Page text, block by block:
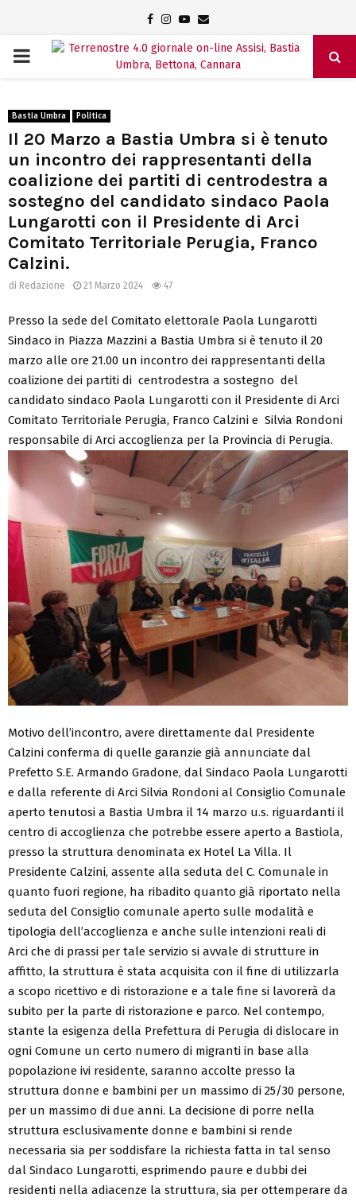
Facebook
Instagram
Youtube
Email
PRIMARY
Bastia Umbra Politica
Il 20 Marzo a Bastia Umbra si è tenuto
un incontro dei rappresentanti della
coalizione dei partiti di centrodestra a
sostegno del candidato sindaco Paola
Lungarotti con il Presidente di Arci
Comitato Territoriale Perugia, Franco
Calzini.
di Redazione 21 Marzo 2024 47
Presso la sede del Comitato elettorale Paola Lungarotti
Sindaco in Piazza Mazzini a Bastia Umbra si è tenuto il 20
marzo alle ore 21.00 un incontro dei rappresentanti della
coalizione dei partiti di centrodestra a sostegno del
candidato sindaco Paola Lungarotti con il Presidente di Arci
Comitato Territoriale Perugia, Franco Calzini e Silvia Rondoni
responsabile di Arci accoglienza per la Provincia di Perugia.
Motivo dell’incontro, avere direttamente dal Presidente
Calzini conferma di quelle garanzie già annunciate dal
Prefetto S.E. Armando Gradone, dal Sindaco Paola Lungarotti
e dalla referente di Arci Silvia Rondoni al Consiglio Comunale
aperto tenutosi a Bastia Umbra il 14 marzo u.s. riguardanti il
centro di accoglienza che potrebbe essere aperto a Bastiola,
presso la struttura denominata ex Hotel La Villa. Il
Presidente Calzini, assente alla seduta del C. Comunale in
quanto fuori regione, ha ribadito quanto già riportato nella
seduta del Consiglio comunale aperto sulle modalità e
tipologia dell’accoglienza e anche sulle intenzioni reali di
Arci che di prassi per tale servizio si avvale di strutture in
affitto, la struttura è stata acquisita con il fine di utilizzarla
a scopo ricettivo e di ristorazione e a tale fine si lavorerà da
subito per la parte di ristorazione e parco. Nel contempo,
stante la esigenza della Prefettura di Perugia di dislocare in
ogni Comune un certo numero di migranti in base alla
popolazione ivi residente, saranno accolte presso la
struttura donne e bambini per un massimo di 25/30 persone,
per un massimo di due anni. La decisione di porre nella
struttura esclusivamente donne e bambini si rende
necessaria sia per soddisfare la richiesta fatta in tal senso
dal Sindaco Lungarotti, esprimendo paure e dubbi dei
residenti nella adiacenze la struttura, sia per ottemperare da